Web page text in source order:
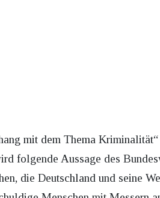
mit dem Thema
folgende Aussage des
die Deutschland und seine